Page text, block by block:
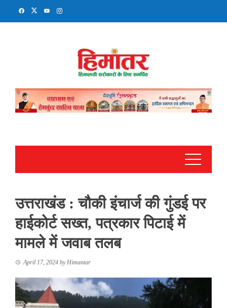
उत्तराखंड : चौकी इंचार्ज की गुंडई पर
हाईकोर्ट सख्त, पत्रकार पिटाई में
मामले में जवाब तलब
April 17, 2024 byHimantar